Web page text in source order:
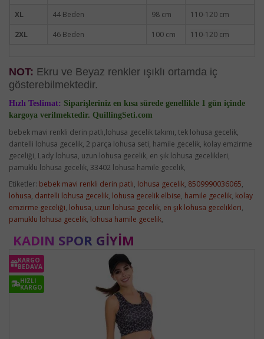
XL
44 Beden 98 cm
110-120 cm
2XL
46 Beden 100 cm 110-120 cm
NOT: Ekru ve Beyaz renkler ışıklı ortamda iç
gösterebilmektedir.
Hızlı Teslimat: Siparişleriniz en kısa sürede genellikle 1 gün içinde
kargoya verilmektedir. QuillingSeti.com
bebek mavi renkli derin patlı,lohusa gecelik takımı, tek lohusa gecelik,
dantelli lohusa gecelik, 2 parça lohusa seti, hamile gecelik, kolay emzirme
geceliği, Lady lohusa, uzun lohusa gecelik, en şık lohusa gecelikleri,
pamuklu lohusa gecelik, 33402 lohusa hamile gecelik,
Etiketler: bebek mavi renkli derin patlı, lohusa gecelik, 8509990036065,
lohusa, dantelli lohusa gecelik, lohusa gecelik elbise, hamile gecelik, kolay
emzirme geceliği, lohusa, uzun lohusa gecelik, en şık lohusa gecelikleri,
pamuklu lohusa gecelik, lohusa hamile gecelik,
KADIN SPOR GIYIM
KARGO
BEDAVA
HIZLI
KARGO